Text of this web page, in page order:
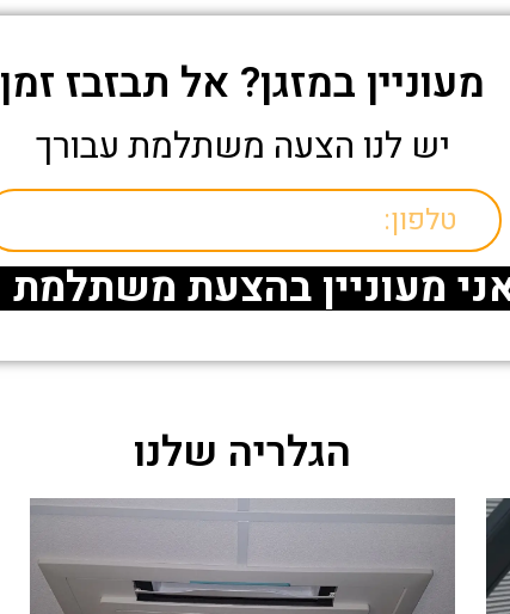
מעוניין במזגן? אל תבזבז זמן
יש לנו הצעה משתלמת עבורך
מעוניין בהצעת משתלמת
הגלריה שלנו